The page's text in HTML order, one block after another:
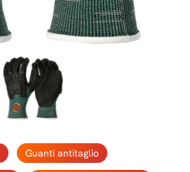
Guanti antitaglio